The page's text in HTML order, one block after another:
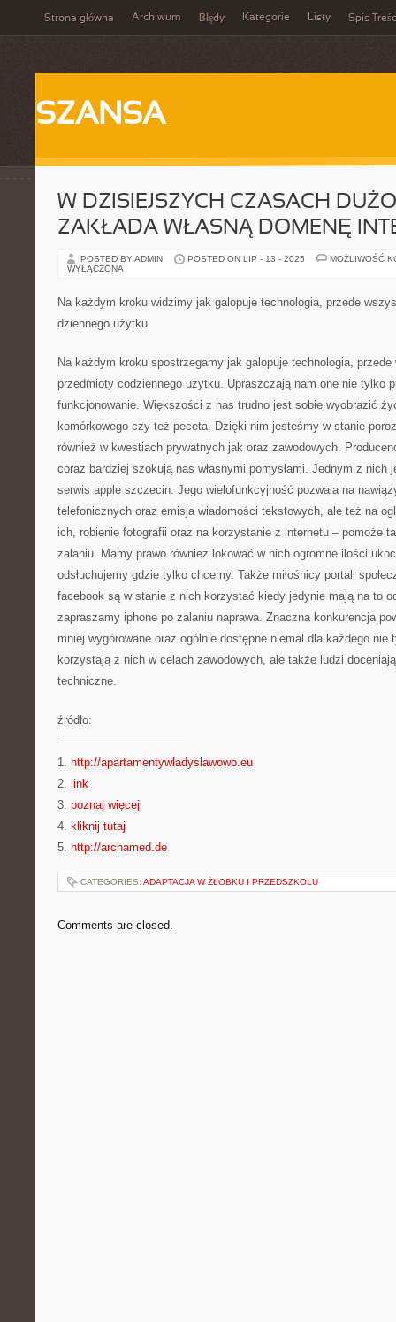
Strona główna Archiwum Błędy Kategorie Listy Spis
SZANSA
W DZISIEJSZYCH CZASACH
ZAKŁADA WŁASNĄ DOMENĘ
POSTED BY ADMIN POSTED ON LIP - 13 - 2025
MOŻLIWOŚĆ
WYŁĄCZONA
Na każdym kroku widzimy jak galopuje technologia, przede
dziennego użytku
Na każdym kroku spostrzegamy jak galopuje technologia,
przedmioty codziennego użytku. Upraszczają nam one nie tylko
funkcjonowanie. Większości z nas trudno jest sobie wyobrazić
komórkowego czy też peceta. Dzięki nim jesteśmy w stanie
również w kwestiach prywatnych jak oraz zawodowych.
coraz bardziej szokują nas własnymi pomysłami. Jednym z nich
serwis apple szczecin. Jego wielofunkcyjność pozwala na
telefonicznych oraz emisja wiadomości tekstowych, ale też na
ich, robienie fotografii oraz na korzystanie z internetu – pomoże
zalaniu. Mamy prawo również lokować w nich ogromne ilości
odsłuchujemy gdzie tylko chcemy. Także miłośnicy portali
facebook są w stanie z nich korzystać kiedy jedynie mają na to
zapraszamy iphone po zalaniu naprawa. Znaczna konkurencja
mniej wygórowane oraz ogólnie dostępne niemal dla każdego nie
korzystają z nich w celach zawodowych, ale także ludzi
techniczne.
źródło:
———————————
1. http://apartamentywladyslawowo.eu
2. link
3. poznaj więcej
4. kliknij tutaj
5. http://archamed.de
CATEGORIES: ADAPTACJA W ŻŁOBKU I PRZEDSZKOLU
Comments are closed.